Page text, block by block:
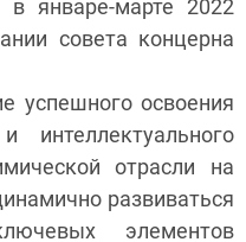
в январе-марте 2022
совета концерна
успешного освоения
интеллектуального
отрасли на
развиваться
элементов